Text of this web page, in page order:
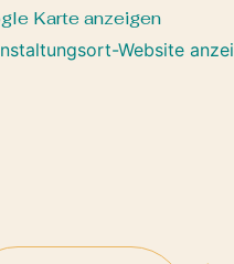
Karte anzeigen
Website